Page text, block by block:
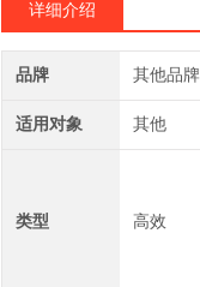
详细介绍
品牌 其他品牌
适用对象 其他
类型 高效